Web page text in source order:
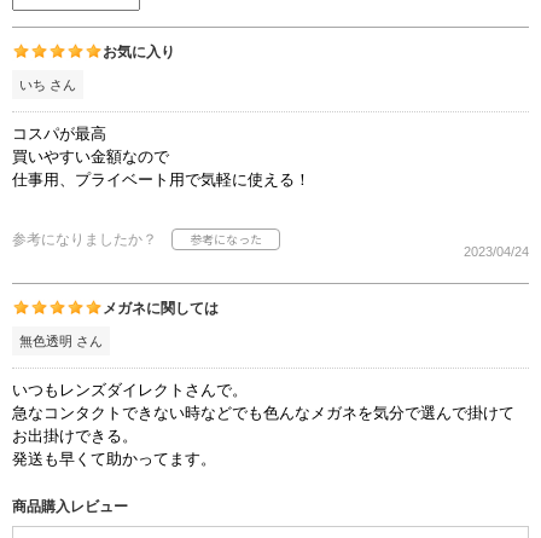
お気に入り
いち さん
コスパが最高
買いやすい金額なので
仕事用、プライベート用で気軽に使える！
参考になりましたか？
2023/04/24
メガネに関しては
無色透明 さん
いつもレンズダイレクトさんで。
急なコンタクトできない時などでも色んなメガネを気分で選んで掛けて
お出掛けできる。
発送も早くて助かってます。
商品購入レビュー